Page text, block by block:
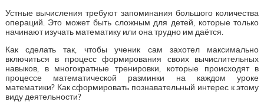
Устные вычисления требуют запоминания большого количества
операций. Это может быть сложным для детей, которые только
начинают изучать математику или она трудно им даётся.
Как сделать так, чтобы ученик сам захотел максимально
включиться в процесс формирования своих вычислительных
навыков, в многократные тренировки, которые происходят в
процессе математической разминки на каждом уроке
математики? Как сформировать познавательный интерес к этому
виду деятельности?